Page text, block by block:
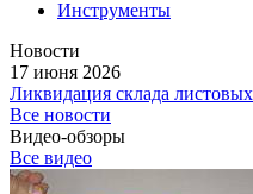
Инструменты
Новости
17 июня 2026
Ликвидация склада
Все новости
Видео-обзоры
Все видео